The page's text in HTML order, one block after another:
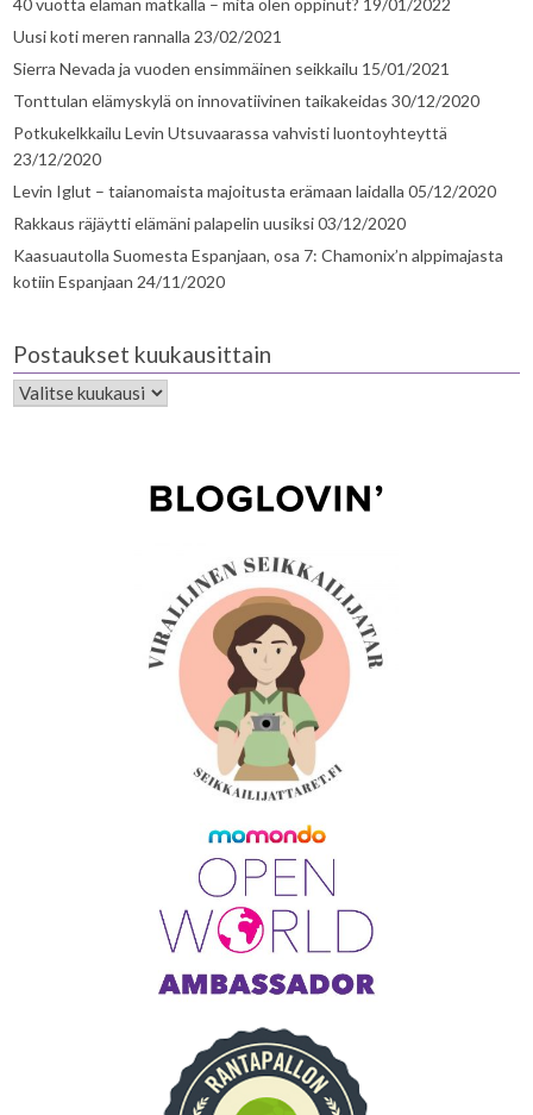
40 vuotta elämän matkalla – mitä olen oppinut? 19/01/2022
Uusi koti meren rannalla 23/02/2021
Sierra Nevada ja vuoden ensimmäinen seikkailu 15/01/2021
Tonttulan elämyskylä on innovatiivinen taikakeidas 30/12/2020
Potkukelkkailu Levin Utsuvaarassa vahvisti luontoyhteyttä
23/12/2020
Levin Iglut – taianomaista majoitusta erämaan laidalla 05/12/2020
Rakkaus räjäytti elämäni palapelin uusiksi03/12/2020
Kaasuautolla Suomesta Espanjaan, osa 7: Chamonix’n alppimajasta
kotiin Espanjaan 24/11/2020
Postaukset kuukausittain